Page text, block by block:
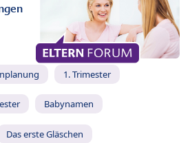
1. Trimester
Babynamen
Das erste Gläschen